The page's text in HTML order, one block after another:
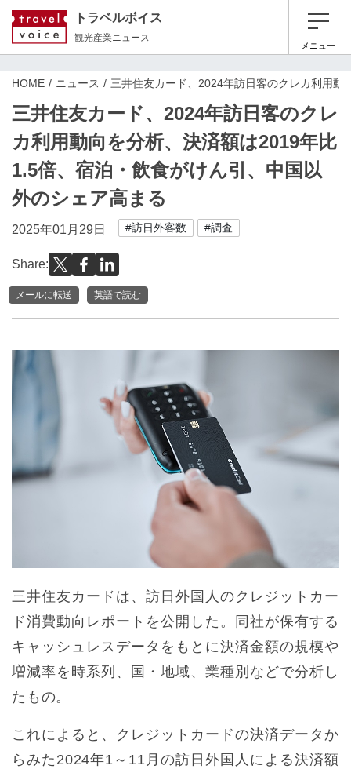
トラベルボイス
観光産業ニュース
メニュー
HOME ニュース 三井住友カード、2024年訪日客のクレカ利用
三井住友カード、2024年訪日客のクレ
カ利用動向を分析、決済額は2019年比
1.5倍、宿泊・飲食がけん引、中国以
外のシェア高まる
2025年01月29日 #訪日外客数 #調査
Share:
メールに転送 英語で読む
三井住友カードは、訪日外国人のクレジットカー
ド消費動向レポートを公開した。同社が保有する
キャッシュレスデータをもとに決済金額の規模や
増減率を時系列、国・地域、業種別などで分析し
たもの。
これによると、クレジットカードの決済データか
らみた2024年1～11月の訪日外国人による決済額